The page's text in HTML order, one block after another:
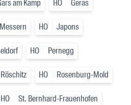
am Kamp HO Geras
HO Japons
HO Pernegg
Röschitz HO Rosenburg-Mold
HO St. Bernhard-Frauenhofen